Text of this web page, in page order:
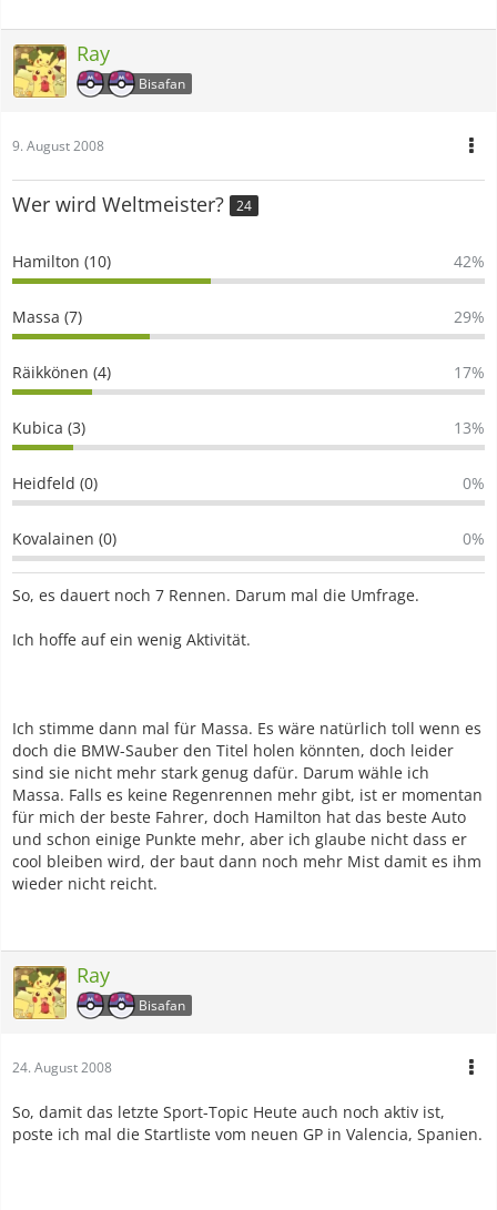
Ray
Bisafan
9. August 2008
Wer wird Weltmeister? 24
Hamilton (10) 42%
Massa (7) 29%
Räikkönen (4) 17%
Kubica (3) 13%
Heidfeld (0) 0%
Kovalainen (0) 0%
So, es dauert noch 7 Rennen. Darum mal die Umfrage.
Ich hoffe auf ein wenig Aktivität.
Ich stimme dann mal für Massa. Es wäre natürlich toll wenn es
doch die BMW-Sauber den Titel holen könnten, doch leider
sind sie nicht mehr stark genug dafür. Darum wähle ich
Massa. Falls es keine Regenrennen mehr gibt, ist er momentan
für mich der beste Fahrer, doch Hamilton hat das beste Auto
und schon einige Punkte mehr, aber ich glaube nicht dass er
cool bleiben wird, der baut dann noch mehr Mist damit es ihm
wieder nicht reicht.
Ray
Bisafan
24. August 2008
So, damit das letzte Sport-Topic Heute auch noch aktiv ist,
poste ich mal die Startliste vom neuen GP in Valencia, Spanien.